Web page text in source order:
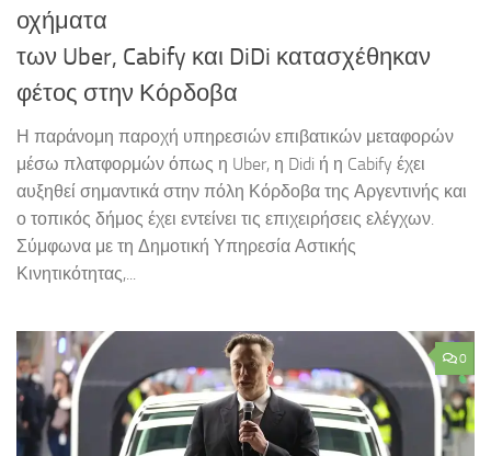
οχήματα
των Uber, Cabify και DiDi κατασχέθηκαν
φέτος στην Κόρδοβα
Η παράνομη παροχή υπηρεσιών επιβατικών μεταφορών
μέσω πλατφορμών όπως η Uber, η Didi ή η Cabify έχει
αυξηθεί σημαντικά στην πόλη Κόρδοβα της Αργεντινής και
ο τοπικός δήμος έχει εντείνει τις επιχειρήσεις ελέγχων.
Σύμφωνα με τη Δημοτική Υπηρεσία Αστικής
Κινητικότητας,...
0